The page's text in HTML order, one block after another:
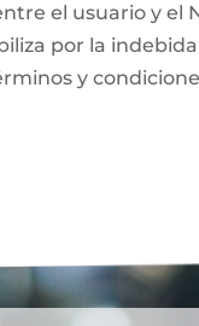
el usuario y el
por la
y